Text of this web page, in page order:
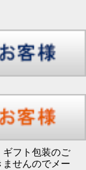
フト包装のご
せんのでメー